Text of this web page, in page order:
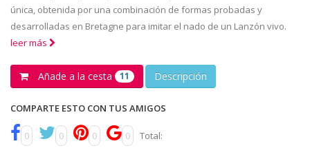
única, obtenida por una combinación de formas probadas y
desarrolladas en Bretagne para imitar el nado de un Lanzón vivo.
leer más
Añade a la cesta 11 Descripción
COMPARTE ESTO CON TUS AMIGOS
0 0 0 0 Total: